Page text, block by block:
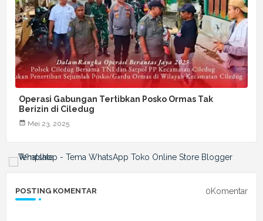
Operasi Gabungan Tertibkan Posko Ormas Tak
Berizin di Ciledug
Mei 23, 2025
POSTING KOMENTAR 0Komentar